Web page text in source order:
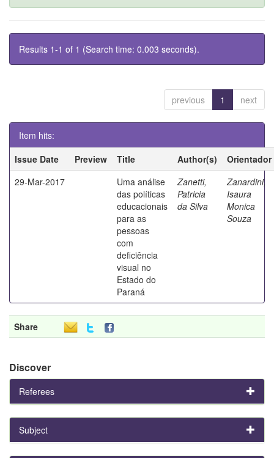
Results 1-1 of 1 (Search time: 0.003 seconds).
previous 1 next
Item hits:
Issue Date
Preview Title Author(s)
Orientador
29-Mar-2017
Uma análise
das políticas
educacionais
para as
pessoas
com
deficiência
visual no
Estado do
Paraná
Zanetti,
Patricia
da Silva
Zanardini,
Isaura
Monica
Souza
Share
Discover
Referees
Subject